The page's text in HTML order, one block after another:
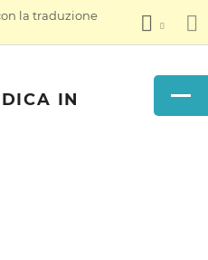
la traduzione
IN